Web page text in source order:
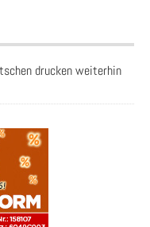
drucken weiterhin